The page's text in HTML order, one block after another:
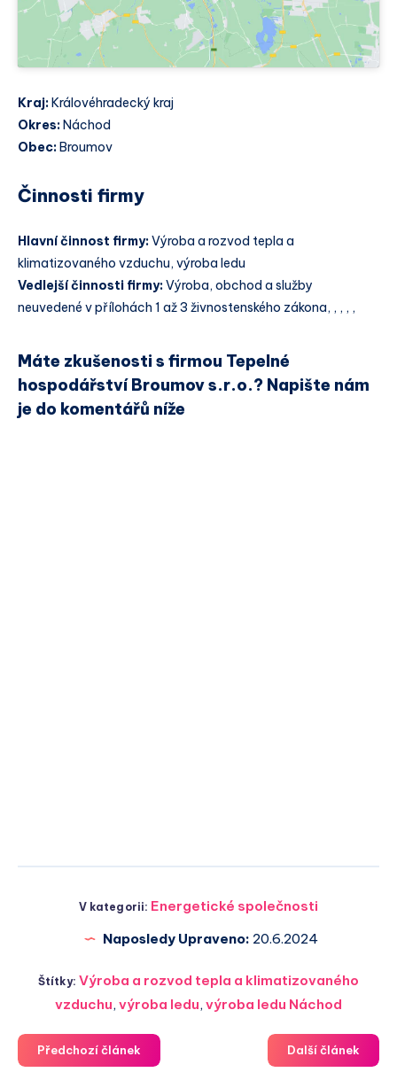
Kraj: Královéhradecký kraj
Okres: Náchod
Obec: Broumov
Činnosti firmy
Hlavní činnost firmy:Výroba a rozvod tepla a
klimatizovaného vzduchu, výroba ledu
Vedlejší činnosti firmy:Výroba, obchod a služby
neuvedené v přílohách 1 až 3 živnostenského zákona, , , , ,
Máte zkušenosti s firmou Tepelné
hospodářství Broumov s.r.o.? Napište nám
je do komentářů níže
V kategorii: Energetické společnosti
Naposledy Upraveno: 20.6.2024
Štítky:Výroba a rozvod tepla a klimatizovaného
vzduchu, výroba ledu, výroba ledu Náchod
Předchozí článek Další článek